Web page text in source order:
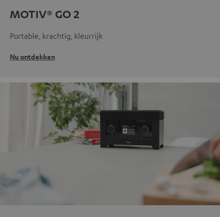
MOTIV® GO 2
Portable, krachtig, kleurrijk
Nu ontdekken